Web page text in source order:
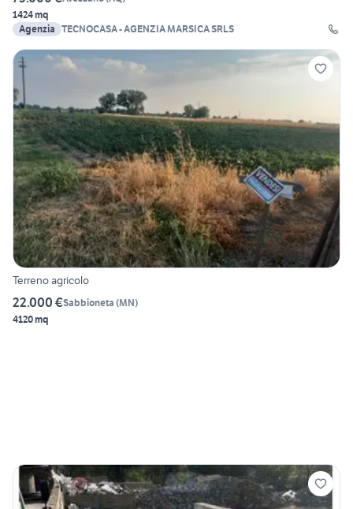
1424 mq
Agenzia TECNOCASA - AGENZIA MARSICA SRLS
Terreno agricolo
22.000 €Sabbioneta (MN)
4120 mq